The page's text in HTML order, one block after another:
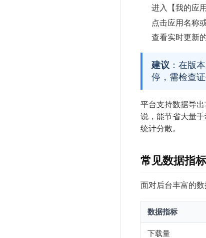
进入【我的应
点击应用名称
查看实时更新
建议 ：在版
停，需检查
平台支持数据导
说，能节省大量
统计分散。
常见数据指
面对后台丰富的
数据指标
下载量